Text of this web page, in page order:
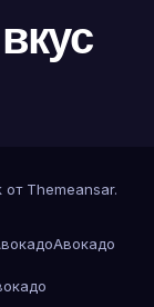
от Themeansar.
Авокадо